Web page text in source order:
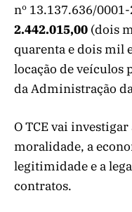
nº 13.137.636/
2.442.015,00 (dois
quarenta e dois mil
locação de veículos
da Administração
O TCE vai
moralidade, a
legitimidade e a
contratos.